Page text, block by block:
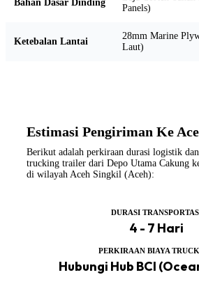
Bahan Dasar Dinding
Panels)
Ketebalan Lantai
28mm Marine
Laut)
Estimasi Pengiriman Ke
Berikut adalah perkiraan durasi logistik
trucking trailer dari Depo Utama Cakung
di wilayah Aceh Singkil (Aceh):
DURASI
4 - 7 Hari
PERKIRAAN BIAYA
Hubungi Hub BCI